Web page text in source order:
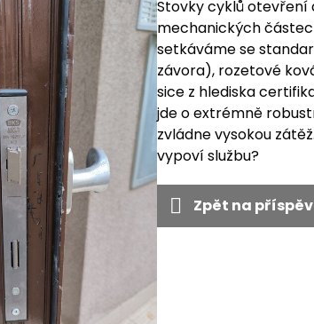
Stovky cyklů otevření
mechanických
setkáváme se
závora), rozetové
sice z hlediska
jde o extrémně
zvládne vysokou
vypoví službu?
Zpět na